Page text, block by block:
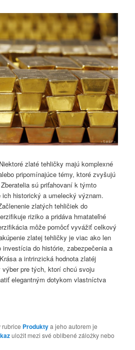
zlaté tehličky majú komplexné
pripomínajúce témy, ktoré zvyšujú
sú priťahovaní k týmto
historický a umelecký význam.
zlatých tehličiek do
riziko a pridáva hmatateľné
môže pomôcť vyvážiť celkový
zlatej tehličky je viac ako len
do histórie, zabezpečenia a
a intrinzická hodnota zlatéj
pre tých, ktorí chcú svoju
elegantným dotykom vlastníctva
rubrice Produktya jeho autorem je
uložit mezi své oblíbené záložky nebo